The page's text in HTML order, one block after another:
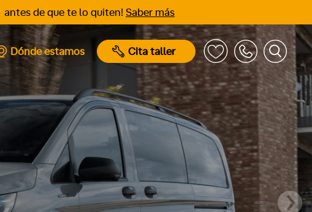
antes de que te lo quiten! Saber más
Dónde estamos Cita taller